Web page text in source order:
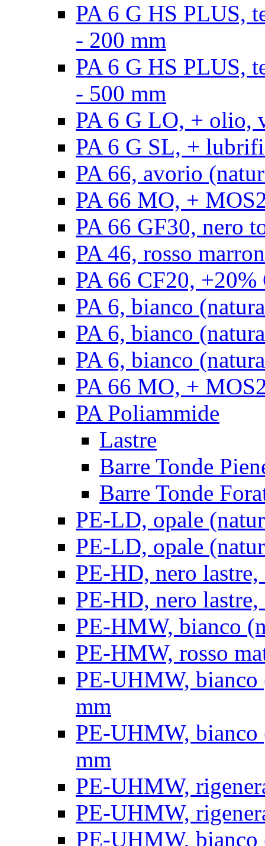
PA 6 G HS PLUS,
- 200 mm
PA 6 G HS PLUS,
- 500 mm
PA 6 G LO, + olio,
PA 6 G SL, +
PA 66, avorio
PA 66 MO, +
PA 66 GF30, nero
PA 46, rosso
PA 66 CF20,
PA 6, bianco
PA 6, bianco
PA 6, bianco
PA 66 MO, +
PA Poliammide
Lastre
Barre Tonde
Barre Tonde
PE-LD, opale
PE-LD, opale
PE-HD, nero lastre,
PE-HD, nero lastre,
PE-HMW, bianco
PE-HMW, rosso
PE-UHMW, bianco
mm
PE-UHMW, bianco
mm
PE-UHMW,
PE-UHMW,
PE-UHMW,